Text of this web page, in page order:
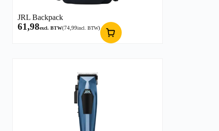
JRL Backpack
61,98excl. BTW(74,99incl. BTW)